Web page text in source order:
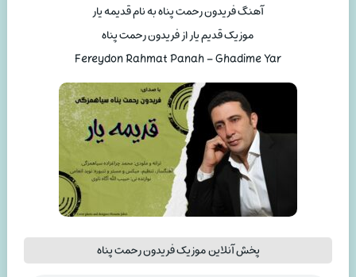
آهنگ فریدون رحمت پناه به نام قدیمه یار
موزیک قدیم یار از فریدون رحمت پناه
Fereydon Rahmat Panah – Ghadime Yar
پخش آنلاین موزیک فریدون رحمت پناه